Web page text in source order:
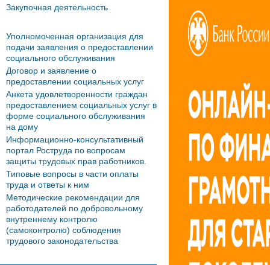
Закупочная деятельность
Уполномоченная организация для
подачи заявления о предоставлении
социального обслуживания
Договор и заявление о
предоставлении социальных услуг
Анкета удовлетворенности граждан
предоставлением социальных услуг в
форме социального обслуживания
на дому
Информационно-консультативный
портал Роструда по вопросам
защиты трудовых прав работников.
Типовые вопросы в части оплаты
труда и ответы к ним
Методические рекомендации для
работодателей по добровольному
внутреннему контролю
(самоконтролю) соблюдения
трудового законодательства